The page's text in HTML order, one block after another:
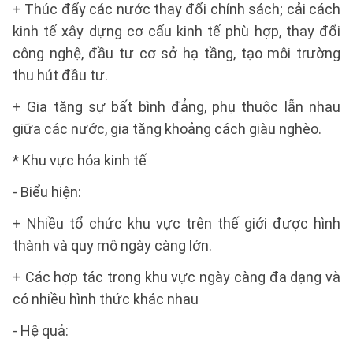
+ Thúc đẩy các nước thay đổi chính sách; cải cách
kinh tế xây dựng cơ cấu kinh tế phù hợp, thay đổi
công nghệ, đầu tư cơ sở hạ tầng, tạo môi trường
thu hút đầu tư.
+ Gia tăng sự bất bình đẳng, phụ thuộc lẫn nhau
giữa các nước, gia tăng khoảng cách giàu nghèo.
* Khu vực hóa kinh tế
- Biểu hiện:
+ Nhiều tổ chức khu vực trên thế giới được hình
thành và quy mô ngày càng lớn.
+ Các hợp tác trong khu vực ngày càng đa dạng và
có nhiều hình thức khác nhau
- Hệ quả: